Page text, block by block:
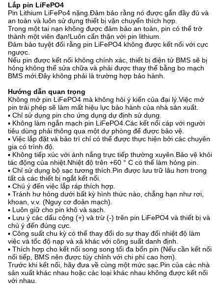
Lắp pin LiFePO4
Pin Lithium LiFePo4 nặng.Đảm bảo rằng nó được gắn đầy đủ và
an toàn và luôn sử dụng thiết bị vận chuyển thích hợp.
Trong một tai nạn không được đảm bảo an toàn, pin có thể trở
thành một viên đạn!Luôn cẩn thận với pin lithium.
Đảm bảo tuyệt đối rằng pin LiFePO4 không được kết nối với cực
ngược.
Nếu pin được kết nối không chính xác, thiết bị điện tử BMS sẽ bị
hỏng không thể sửa chữa và phải được thay thế bằng bo mạch
BMS mới.Đây không phải là trường hợp bảo hành.
Hướng dẫn quan trọng
Không mở pin LiFePO4 mà không hỏi ý kiến ​​của đại lý.Việc mở
pin trái phép sẽ làm mất hiệu lực bảo hành của nhà sản xuất.
▪ Chỉ sử dụng pin cho ứng dụng dự định sử dụng.
▪ Không làm ngắn mạch pin LiFePO4.Các kết nối cáp với người
tiêu dùng phải thông qua một dự phòng để được bảo vệ.
▪ Việc lắp đặt và bảo trì chỉ có thể được thực hiện bởi các chuyên
gia có trình độ.
▪ Không tiếp xúc với ánh nắng trực tiếp thường xuyên.Bảo vệ khỏi
tác động của nhiệt.Nhiệt độ trên +60 ° C có thể làm hỏng pin.
▪ Chỉ sử dụng bộ sạc tương thích.Pin được lưu trữ lâu hơn trong
tất cả các thiết bị ngắt kết nối.
▪ Chú ý đến việc lắp ráp thích hợp.
▪ Tránh hư hỏng dưới bất kỳ hình thức nào, chẳng hạn như rơi,
khoan, v.v. (Nguy cơ đoản mạch).
▪ Luôn giữ cho pin khô và sạch.
▪ Lưu ý các dấu cộng (+) và trừ (-) trên pin LiFePO4 và thiết bị và
chú ý đến đúng cực.
▪ Công suất chu kỳ có thể thay đổi do sự thay đổi nhiệt độ làm
việc và tốc độ nạp và xả khác với công suất danh định.
▪ Thích hợp cho kết nối song song tối đa bốn pin (Nếu cần kết nối
nối tiếp, BMS nên được tùy chỉnh với chi phí cao hơn).
Trước khi kết nối, hãy đưa về cùng một mức sạc.Pin của các nhà
sản xuất khác nhau hoặc các loại khác nhau không được kết nối
với nhau.